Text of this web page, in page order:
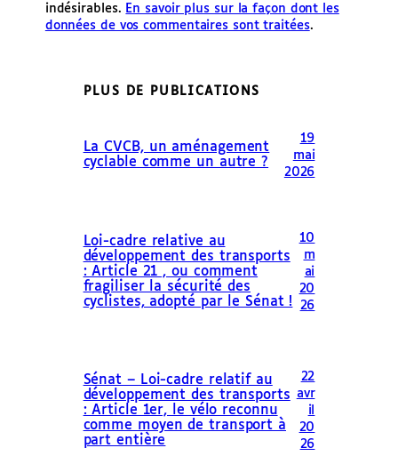
indésirables. En savoir plus sur la façon dont les
données de vos commentaires sont traitées.
PLUS DE PUBLICATIONS
La CVCB, un aménagement
cyclable comme un autre ?
19
mai
2026
Loi-cadre relative au
développement des transports
: Article 21 , ou comment
fragiliser la sécurité des
cyclistes, adopté par le Sénat !
10
m
ai
20
26
Sénat – Loi-cadre relatif au
développement des transports
: Article 1er, le vélo reconnu
comme moyen de transport à
part entière
22
avr
il
20
26